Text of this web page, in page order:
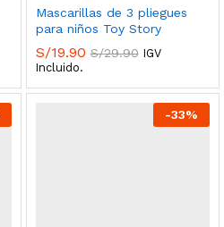
Mascarillas de 3 pliegues
para niños Toy Story
S/19.90 S/29.90 IGV
Incluido.
-33%